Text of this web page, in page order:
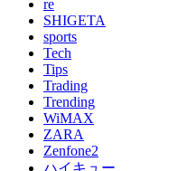
re
SHIGETA
sports
Tech
Tips
Trading
Trending
WiMAX
ZARA
Zenfone2